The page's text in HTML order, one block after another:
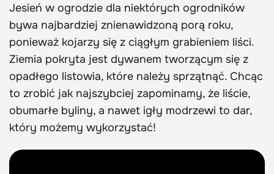
Jesień w ogrodzie dla niektórych ogrodników
bywa najbardziej znienawidzoną porą roku,
ponieważ kojarzy się z ciągłym grabieniem liści.
Ziemia pokryta jest dywanem tworzącym się z
opadłego listowia, które należy sprzątnąć. Chcąc
to zrobić jak najszybciej zapominamy, że liście,
obumarłe byliny, a nawet igły modrzewi to dar,
który możemy wykorzystać!